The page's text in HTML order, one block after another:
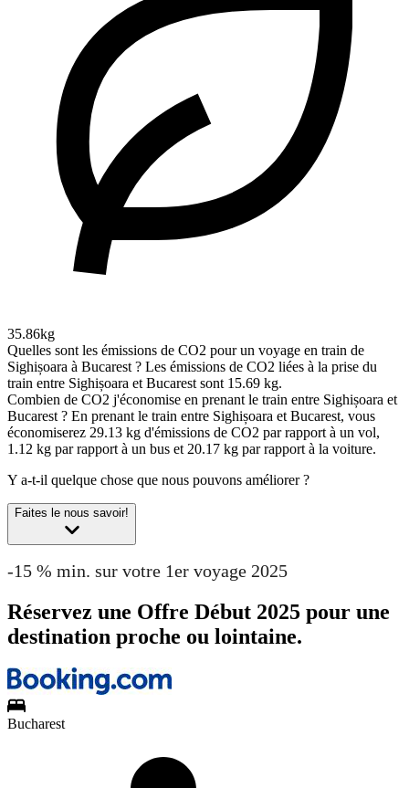
35.86kg
Quelles sont les émissions de CO2 pour un voyage en train de
Sighișoara à Bucarest ? Les émissions de CO2 liées à la prise du
train entre Sighișoara et Bucarest sont 15.69 kg.
Combien de CO2 j'économise en prenant le train entre Sighișoara et
Bucarest ? En prenant le train entre Sighișoara et Bucarest, vous
économiserez 29.13 kg d'émissions de CO2 par rapport à un vol,
1.12 kg par rapport à un bus et 20.17 kg par rapport à la voiture.
Y a-t-il quelque chose que nous pouvons améliorer ?
Faites le nous savoir!
-15 % min. sur votre 1er voyage 2025
Réservez une Offre Début 2025 pour une
destination proche ou lointaine.
Bucharest